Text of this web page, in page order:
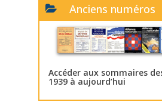
Anciens numéros
Accéder aux sommaires
1939 à aujourd’hui